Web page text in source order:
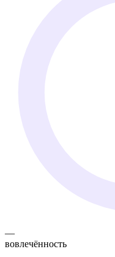
—
вовлечённость